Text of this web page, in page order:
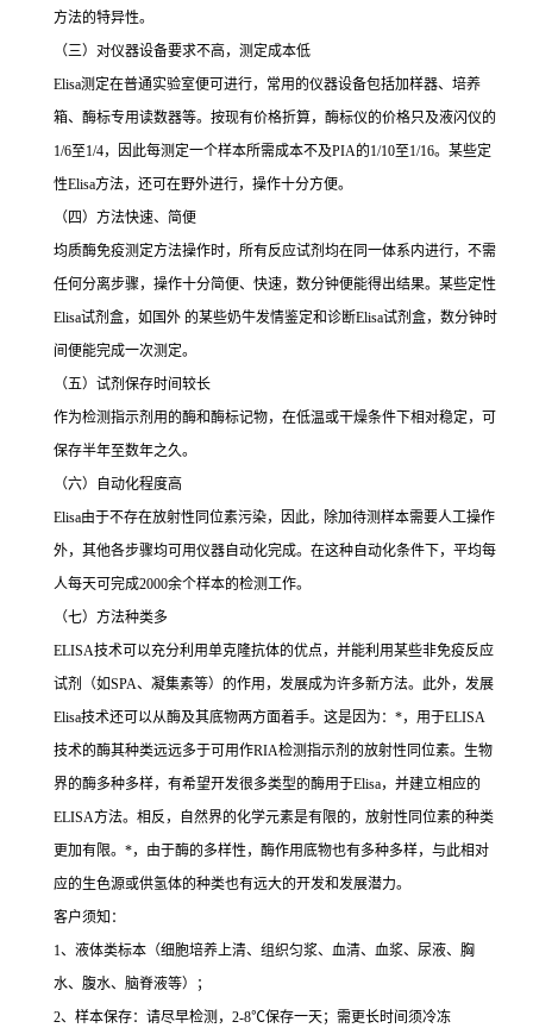
方法的特异性。
（三）对仪器设备要求不高，测定成本低
Elisa测定在普通实验室便可进行，常用的仪器设备包括加样器、培养
箱、酶标专用读数器等。按现有价格折算，酶标仪的价格只及液闪仪的
1/6至1/4，因此每测定一个样本所需成本不及PIA的1/10至1/16。某些定
性Elisa方法，还可在野外进行，操作十分方便。
（四）方法快速、简便
均质酶免疫测定方法操作时，所有反应试剂均在同一体系内进行，不需
任何分离步骤，操作十分简便、快速，数分钟便能得出结果。某些定性
Elisa试剂盒，如国外 的某些奶牛发情鉴定和诊断Elisa试剂盒，数分钟时
间便能完成一次测定。
（五）试剂保存时间较长
作为检测指示剂用的酶和酶标记物，在低温或干燥条件下相对稳定，可
保存半年至数年之久。
（六）自动化程度高
Elisa由于不存在放射性同位素污染，因此，除加待测样本需要人工操作
外，其他各步骤均可用仪器自动化完成。在这种自动化条件下，平均每
人每天可完成2000余个样本的检测工作。
（七）方法种类多
ELISA技术可以充分利用单克隆抗体的优点，并能利用某些非免疫反应
试剂（如SPA、凝集素等）的作用，发展成为许多新方法。此外，发展
Elisa技术还可以从酶及其底物两方面着手。这是因为： *，用于ELISA
技术的酶其种类远远多于可用作RIA检测指示剂的放射性同位素。生物
界的酶多种多样，有希望开发很多类型的酶用于Elisa，并建立相应的
ELISA方法。相反，自然界的化学元素是有限的，放射性同位素的种类
更加有限。 *，由于酶的多样性，酶作用底物也有多种多样，与此相对
应的生色源或供氢体的种类也有远大的开发和发展潜力。
客户须知：
1、液体类标本（细胞培养上清、组织匀浆、血清、血浆、尿液、胸
水、腹水、脑脊液等）；
2、样本保存：请尽早检测， 2-8℃保存一天；需更长时间须冷冻